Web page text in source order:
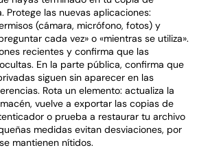
Protege las nuevas aplicaciones:
(cámara, micrófono, fotos) y
cada vez» o «mientras se utiliza».
recientes y confirma que las
En la parte pública, confirma que
siguen sin aparecer en las
Rota un elemento: actualiza la
vuelve a exportar las copias de
o prueba a restaurar tu archivo
medidas evitan desviaciones, por
mantienen nítidos.